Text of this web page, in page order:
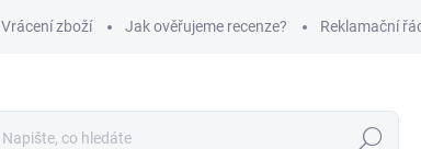
Vrácení zboží Jak ověřujeme recenze? Reklamační
Hledat